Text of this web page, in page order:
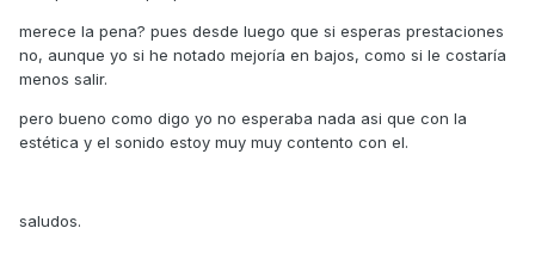
merece la pena? pues desde luego que si esperas prestaciones
no, aunque yo si he notado mejoría en bajos, como si le costaría
menos salir.
pero bueno como digo yo no esperaba nada asi que con la
estética y el sonido estoy muy muy contento con el.
saludos.